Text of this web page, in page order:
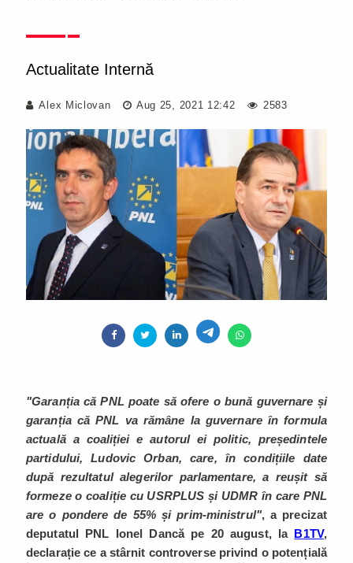
Actualitate Internă
Alex Miclovan Aug 25, 2021 12:42 2583
"Garanția că PNL poate să ofere o bună guvernare și
garanția că PNL va rămâne la guvernare în formula
actuală a coaliției e autorul ei politic, președintele
partidului, Ludovic Orban, care, în condițiile date
după rezultatul alegerilor parlamentare, a reușit să
formeze o coaliție cu USRPLUS și UDMR în care PNL
are o pondere de 55% și prim-ministrul", a precizat
deputatul PNL Ionel Dancă pe 20 august, la B1TV,
declarație ce a stârnit controverse privind o potențială